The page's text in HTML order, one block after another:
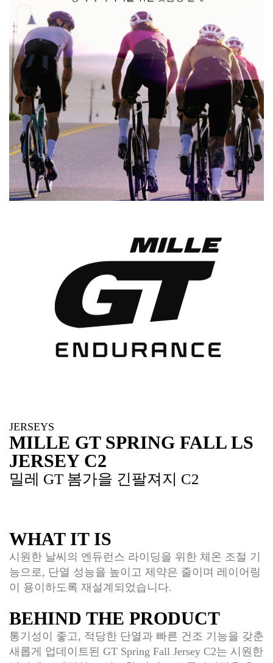
JERSEYS
MILLE GT SPRING FALL LS
JERSEY C2
밀레 GT 봄가을 긴팔져지 C2
WHAT IT IS
시원한 날씨의 엔듀런스 라이딩을 위한 체온 조절 기
능으로, 단열 성능을 높이고 제약은 줄이며 레이어링
이 용이하도록 재설계되었습니다.
BEHIND THE PRODUCT
통기성이 좋고, 적당한 단열과 빠른 건조 기능을 갖춘
새롭게 업데이트된 GT Spring Fall Jersey C2는 시원한